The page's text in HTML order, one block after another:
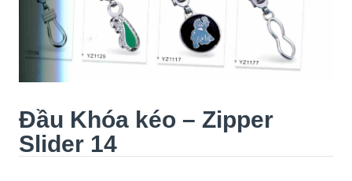
Đầu Khóa kéo – Zipper
Slider 14